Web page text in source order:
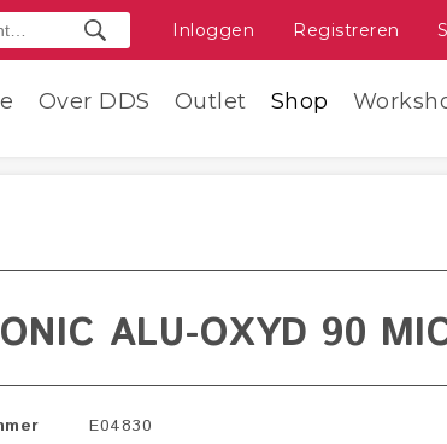
Inloggen Registreren
Over DDS Outlet Shop
ALU-OXYD 90
E04830